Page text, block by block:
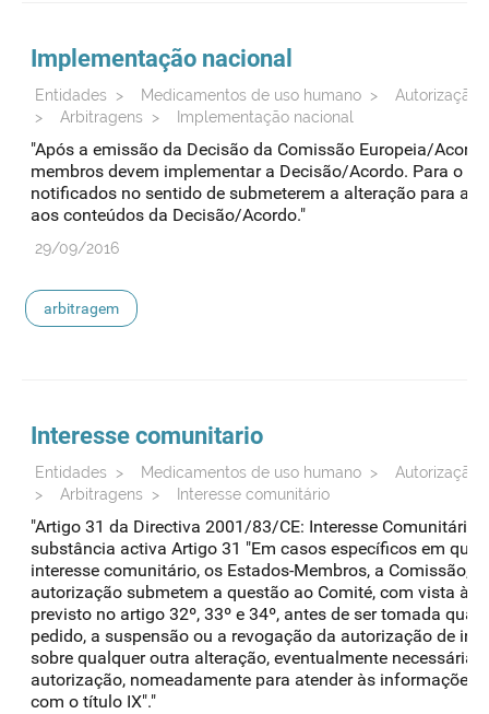
Implementação nacional
Entidades > Medicamentos de uso humano >
Autorização
>
Arbitragens > Implementação nacional
"Após a emissão da Decisão da Comissão Europeia/
membros devem implementar a Decisão/Acordo. Para o
notificados no sentido de submeterem a alteração para
aos conteúdos da Decisão/Acordo."
29/09/2016
arbitragem
Interesse comunitario
Entidades > Medicamentos de uso humano >
Autorização
>
Arbitragens > Interesse comunitário
"Artigo 31 da Directiva 2001/83/CE: Interesse
substância activa Artigo 31 "Em casos específicos em que
interesse comunitário, os Estados-Membros, a Comissão,
autorização submetem a questão ao Comité, com vista à
previsto no artigo 32º, 33º e 34º, antes de ser tomada
pedido, a suspensão ou a revogação da autorização de
sobre qualquer outra alteração, eventualmente necessária,
autorização, nomeadamente para atender às informações
com o título IX"."